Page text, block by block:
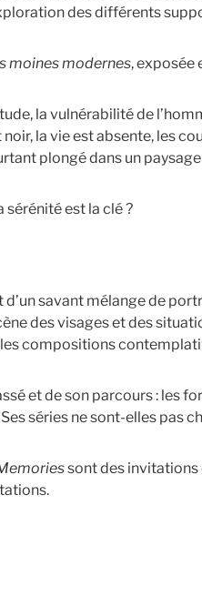
des différents
moines modernes, exposée
la vulnérabilité de
la vie est absente, les
plongé dans un paysage
sérénité est la clé ?
savant mélange de
des visages et des
compositions
et de son parcours : les
séries ne sont-elles pas
sont des invitations